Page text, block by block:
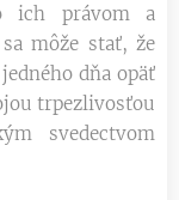
ich právom a
môže stať, že
dňa opäť
trpezlivosťou
svedectvom